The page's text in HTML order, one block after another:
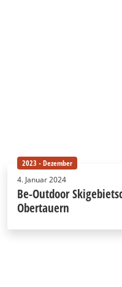
2023 - Dezember
4. Januar 2024
Be-Outdoor
Obertauern